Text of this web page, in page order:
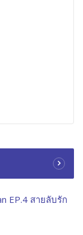
EP.4 สายลับรัก